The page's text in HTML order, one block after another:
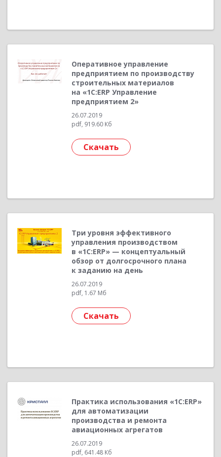
Оперативное управление
предприятием по производству
строительных материалов
на «1С:ERP Управление
предприятием 2»
26.07.2019
pdf, 919.60 Кб
Скачать
Три уровня эффективного
управления производством
в «1С:ERP» — концептуальный
обзор от долгосрочного плана
к заданию на день
26.07.2019
pdf, 1.67 Мб
Скачать
Практика использования «1С:ERP»
для автоматизации
производства и ремонта
авиационных агрегатов
26.07.2019
pdf, 641.48 Кб